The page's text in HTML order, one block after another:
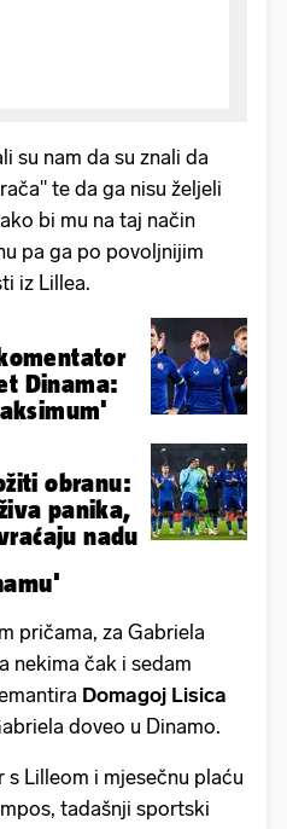
su nam da su znali da
te da ga nisu željeli
bi mu na taj način
pa ga po povoljnijim
iz Lillea.
Dinama:
obranu:
panika,
nadu
pričama, za Gabriela
nekima čak i sedam
Domagoj Lisica
doveo u Dinamo.
Lilleom i mjesečnu plaću
tadašnji sportski